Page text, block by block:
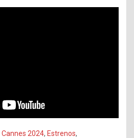
Cannes 2024, Estrenos,